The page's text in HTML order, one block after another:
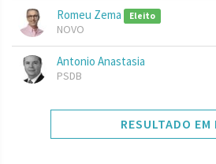
Romeu Zema Eleito
NOVO
Antonio Anastasia
PSDB
RESULTADO EM